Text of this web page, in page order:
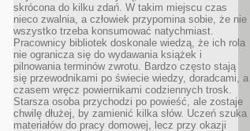
skrócona do kilku zdań. W takim miejscu czas
nieco zwalnia, a człowiek przypomina sobie, że nie
wszystko trzeba konsumować natychmiast.
Pracownicy bibliotek doskonale wiedzą, że ich rola
nie ogranicza się do wydawania książek i
pilnowania terminów zwrotu. Bardzo często stają
się przewodnikami po świecie wiedzy, doradcami, a
czasem wręcz powiernikami codziennych trosk.
Starsza osoba przychodzi po powieść, ale zostaje
chwilę dłużej, by zamienić kilka słów. Uczeń szuka
materiałów do pracy domowej, lecz przy okazji